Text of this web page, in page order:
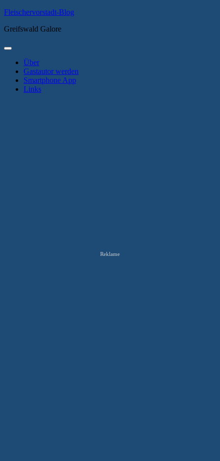
Zum
springen
Fleischervorstadt-Blog
Greifswald Galore
Primäres
Über
Gastautor werden
Smartphone App
Links
Reklame